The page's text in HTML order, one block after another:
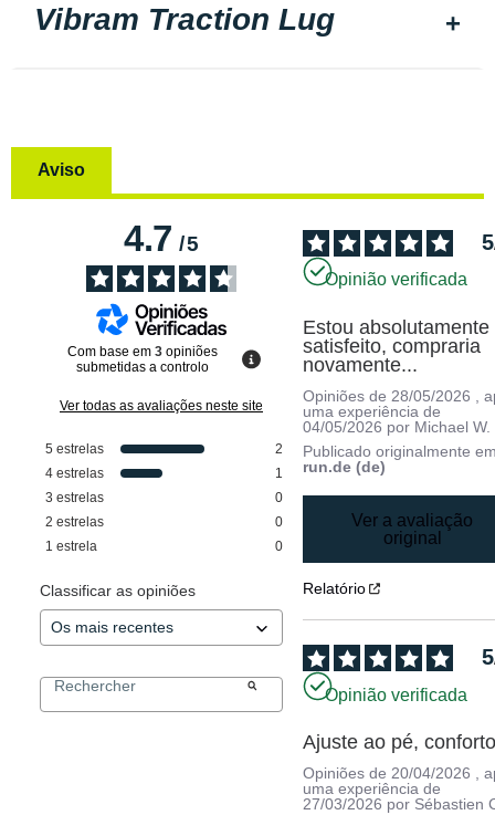
Vibram Traction Lug
Aviso
4.7/5
Com base em 3 opiniões
submetidas a controlo
Ver todas as avaliações neste site
5 estrelas
2
4 estrelas
1
3 estrelas
0
2 estrelas
0
1 estrela 0
Classificar as opiniões
5
Opinião verificada
Estou absolutamente
satisfeito, compraria
novamente...
Opiniões de 28/05/2026
,
uma experiência de
04/05/2026 por Michael W.
Publicado originalmente
run.de (de)
Ver a avaliação
original
Relatório
5
Opinião verificada
Ajuste ao pé,
Opiniões de20/04/2026 ,
uma experiência de
27/03/2026 por Sébastien